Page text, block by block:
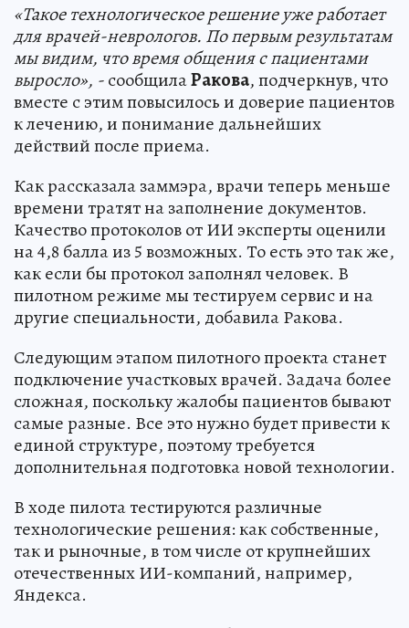
«Такое технологическое решение уже работает
для врачей-неврологов. По первым результатам
мы видим, что время общения с пациентами
выросло», -сообщилаРакова, подчеркнув, что
вместе с этим повысилось и доверие пациентов
к лечению, и понимание дальнейших
действий после приема.
Как рассказала заммэра, врачи теперь меньше
времени тратят на заполнение документов.
Качество протоколов от ИИ эксперты оценили
на 4,8 балла из 5 возможных. То есть это так же,
как если бы протокол заполнял человек. В
пилотном режиме мы тестируем сервис и на
другие специальности, добавила Ракова.
Следующим этапом пилотного проекта станет
подключение участковых врачей. Задача более
сложная, поскольку жалобы пациентов бывают
самые разные. Все это нужно будет привести к
единой структуре, поэтому требуется
дополнительная подготовка новой технологии.
В ходе пилота тестируются различные
технологические решения: как собственные,
так и рыночные, в том числе от крупнейших
отечественных ИИ-компаний, например,
Яндекса.